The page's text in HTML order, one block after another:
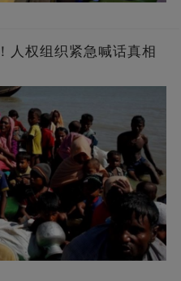
人权组织紧急喊话真相